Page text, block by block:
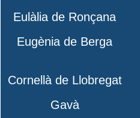
Eulàlia de Ronçana
Eugènia de Berga
Cornellà de Llobregat
Gavà